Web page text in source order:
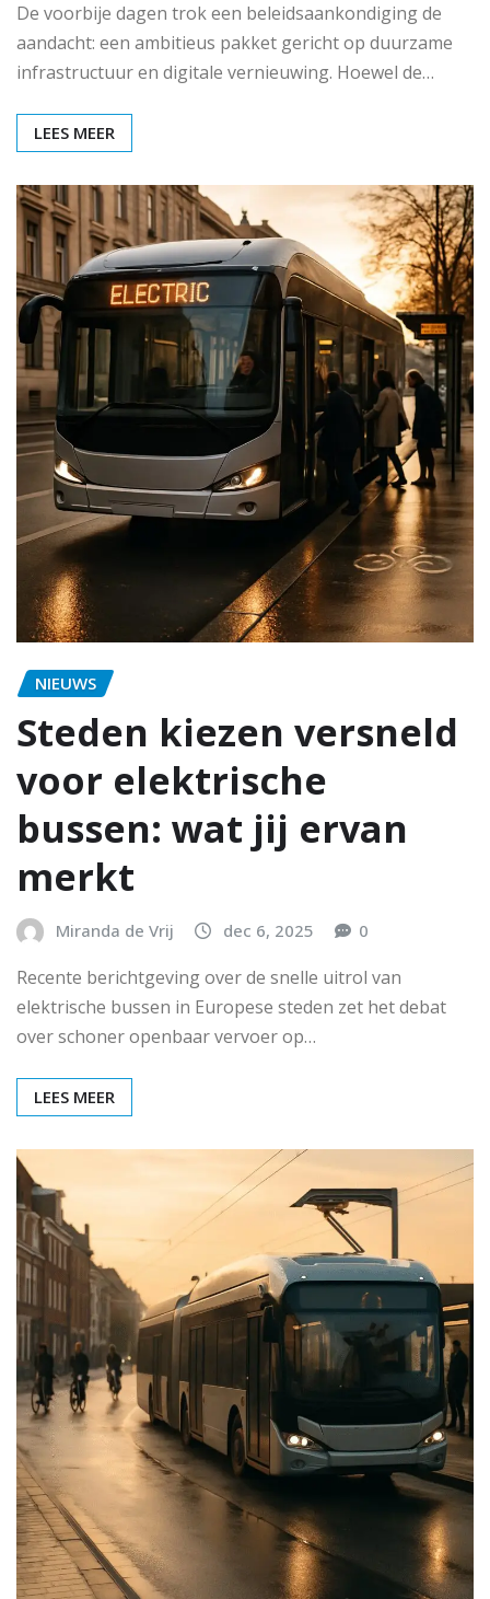
De voorbije dagen trok een beleidsaankondiging de
aandacht: een ambitieus pakket gericht op duurzame
infrastructuur en digitale vernieuwing. Hoewel de…
LEES MEER
NIEUWS
Steden kiezen versneld
voor elektrische
bussen: wat jij ervan
merkt
Miranda de Vrij dec 6, 2025 0
Recente berichtgeving over de snelle uitrol van
elektrische bussen in Europese steden zet het debat
over schoner openbaar vervoer op…
LEES MEER